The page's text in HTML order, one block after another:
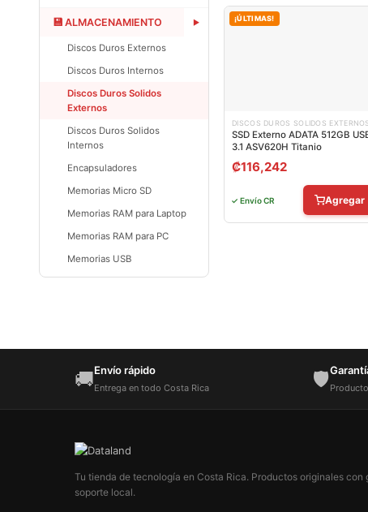
Dataland
💾 ALMACENAMIENTO ▶
Discos Duros Externos
Discos Duros Internos
Discos Duros Solidos
Externos
Discos Duros Solidos
Internos
Encapsuladores
Memorias Micro SD
Memorias RAM para Laptop
Memorias RAM para PC
Memorias USB
Dataland
¡ÚLTIMAS!
DISCOS DUROS SOLIDOS EXTERNOS
SSD Externo ADATA 512GB
3.1 ASV620H Titanio
₡116,242
✓ Envío CR Agregar
🚚Envío rápido
Entrega en todo Costa Rica 🛡️
Tu tienda de tecnología en Costa Rica. Productos originales con
soporte local.